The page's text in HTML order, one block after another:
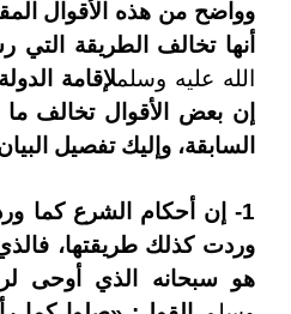
وواضح من هذه الأقوال
أنها تخالف الطريقة
الله عليه وسلملإقامة
إن بعض الأقوال تخالف
السابقة، وإليك تفصيل
1- إن أحكام الشرع كما
وردت كذلك طريقتها،
هو سبحانه الذي أوحى